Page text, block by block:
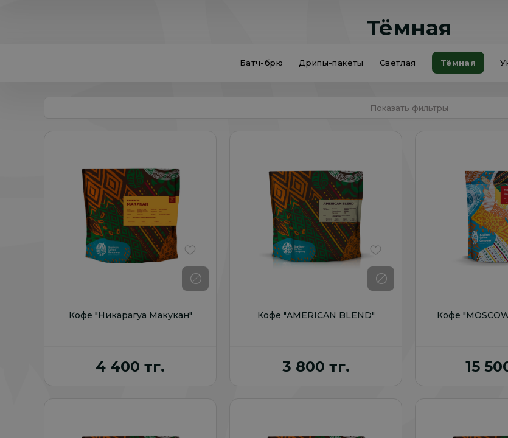
Тёмная
Батч-брю Дрипы-пакеты Светлая Тёмная
Показать фильтры
Кофе "Никарагуа Макукан"
4 400 тг.
В избранное
Кофе "AMERICAN BLEND"
3 800 тг.
В избранное
Кофе
15